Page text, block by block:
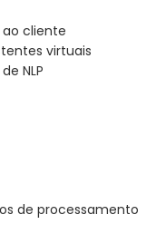
ao cliente
virtuais
NLP
de processamento